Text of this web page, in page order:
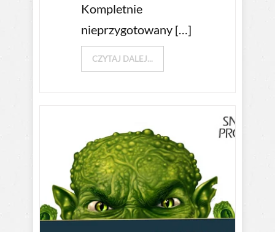
Kompletnie
nieprzygotowany […]
CZYTAJ DALEJ...